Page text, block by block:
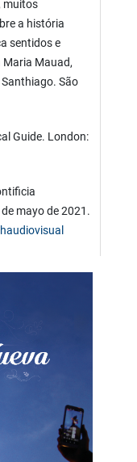
muitos
a história
sentidos e
Maria Mauad,
São
Guide. London:
mayo de 2021.